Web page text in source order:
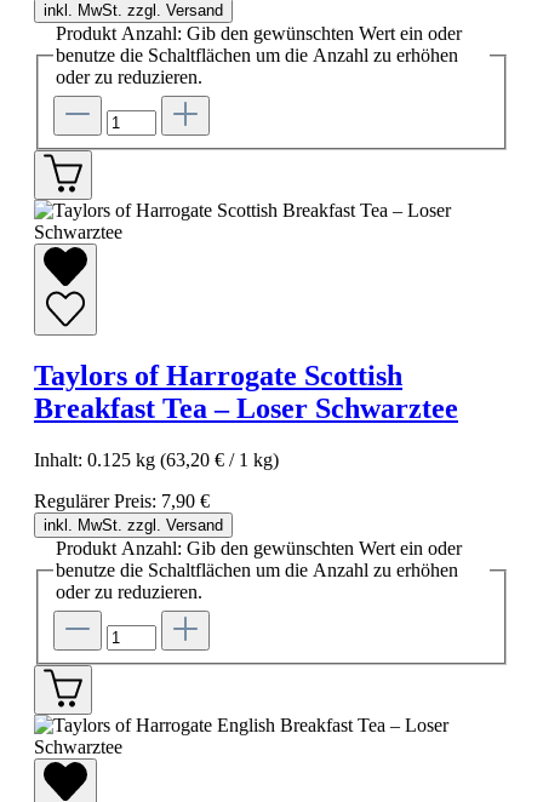
inkl. MwSt. zzgl. Versand
Produkt Anzahl: Gib den gewünschten Wert ein oder
benutze die Schaltflächen um die Anzahl zu erhöhen
oder zu reduzieren.
Taylors of Harrogate Scottish
Breakfast Tea – Loser Schwarztee
Inhalt: 0.125 kg (63,20 € / 1 kg)
Regulärer Preis: 7,90 €
inkl. MwSt. zzgl. Versand
Produkt Anzahl: Gib den gewünschten Wert ein oder
benutze die Schaltflächen um die Anzahl zu erhöhen
oder zu reduzieren.